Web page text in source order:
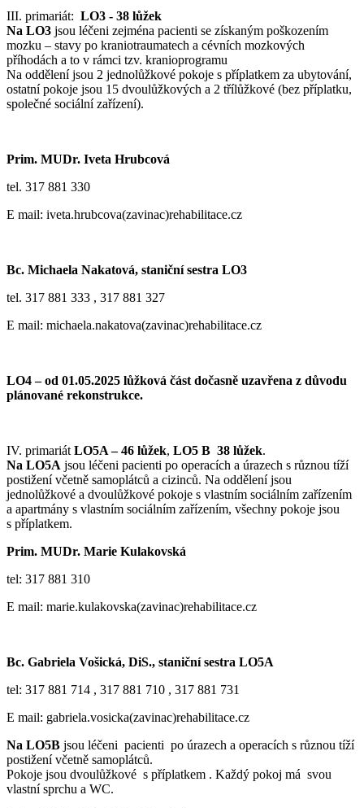
III. primariát: LO3 - 38 lůžek
Na LO3 jsou léčeni zejména pacienti se získaným poškozením
mozku – stavy po kraniotraumatech a cévních mozkových
příhodách a to v rámci tzv. kranioprogramu
Na oddělení jsou 2 jednolůžkové pokoje s příplatkem za ubytování,
ostatní pokoje jsou 15 dvoulůžkových a 2 třílůžkové (bez příplatku,
společné sociální zařízení).
Prim. MUDr. Iveta Hrubcová
tel. 317 881 330
E mail: iveta.hrubcova(zavinac)rehabilitace.cz
Bc. Michaela Nakatová, staniční sestra LO3
tel. 317 881 333 , 317 881 327
E mail: michaela.nakatova(zavinac)rehabilitace.cz
LO4 – od 01.05.2025 lůžková část dočasně uzavřena z důvodu
plánované rekonstrukce.
IV. primariát LO5A – 46 lůžek, LO5 B 38 lůžek.
Na LO5A jsou léčeni pacienti po operacích a úrazech s různou tíží
postižení včetně samoplátců a cizinců. Na oddělení jsou
jednolůžkové a dvoulůžkové pokoje s vlastním sociálním zařízením
a apartmány s vlastním sociálním zařízením, všechny pokoje jsou
s příplatkem.
Prim. MUDr. Marie Kulakovská
tel: 317 881 310
E mail: marie.kulakovska(zavinac)rehabilitace.cz
Bc. Gabriela Vošická, DiS., staniční sestra LO5A
tel: 317 881 714 , 317 881 710 , 317 881 731
E mail: gabriela.vosicka(zavinac)rehabilitace.cz
Na LO5B jsou léčeni pacienti po úrazech a operacích s různou tíží
postižení včetně samoplátců.
Pokoje jsou dvoulůžkové s příplatkem . Každý pokoj má svou
vlastní sprchu a WC.